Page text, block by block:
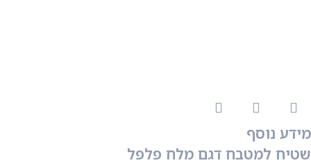
מידע נוסף
שטיח למטבח דגם מלח פלפל